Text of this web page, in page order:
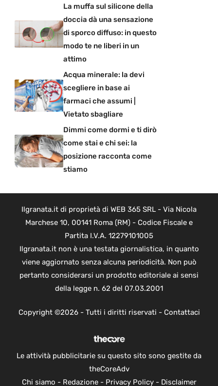
La muffa sul silicone della
doccia dà una sensazione
di sporco diffuso: in questo
modo te ne liberi in un
attimo
Acqua minerale: la devi
scegliere in base ai
farmaci che assumi |
Vietato sbagliare
Dimmi come dormi e ti dirò
come stai e chi sei: la
posizione racconta come
stiamo
Ilgranata.it di proprietà di WEB 365 SRL - Via Nicola
Marchese 10, 00141 Roma (RM) - Codice Fiscale e
Partita I.V.A. 12279101005
Ilgranata.it non è una testata giornalistica, in quanto
viene aggiornato senza alcuna periodicità. Non può
pertanto considerarsi un prodotto editoriale ai sensi
della legge n. 62 del 07.03.2001
Copyright ©2026 - Tutti i diritti riservati - Contattaci
Le attività pubblicitarie su questo sito sono gestite da
theCoreAdv
Chi siamo - Redazione- Privacy Policy- Disclaimer